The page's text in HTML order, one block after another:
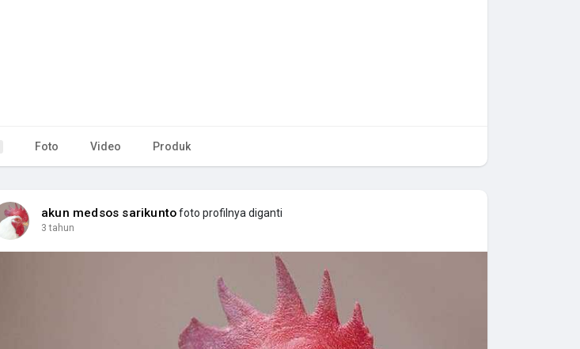
Foto Video Produk
akun medsos sarikuntofoto profilnya diganti
3 tahun